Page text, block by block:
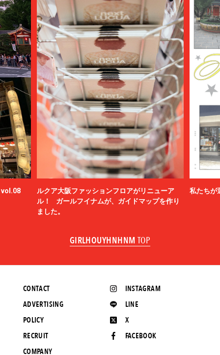
vol.08
ルクア大阪ファッションフロアがリニューア
ル！ ガールフイナムが、ガイドマップを作り
ました。
私たちが
GIRLHOUYHNHNM TOP
INSTAGRAM
LINE
X
FACEBOOK
CONTACT
ADVERTISING
POLICY
RECRUIT
COMPANY